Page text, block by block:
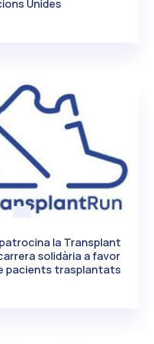
Unides
la Transplant
solidària a favor
pacients trasplantats